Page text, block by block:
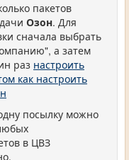
пакетов
Озон. Для
сначала выбрать
а затем
раз настроить
как настроить
посылку можно
в ЦВЗ